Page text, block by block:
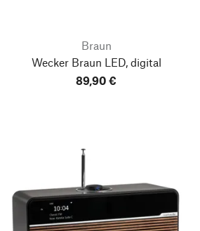
Braun
Wecker Braun LED, digital
89,90 €